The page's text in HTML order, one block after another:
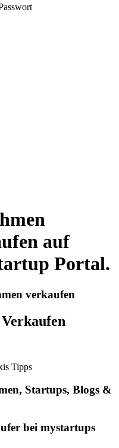
auf
Portal.
verkaufen
Tipps
Startups, Blogs &
bei mystartups